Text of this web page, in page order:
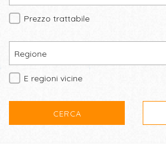
Prezzo trattabile
Regione
E regioni vicine
CERCA